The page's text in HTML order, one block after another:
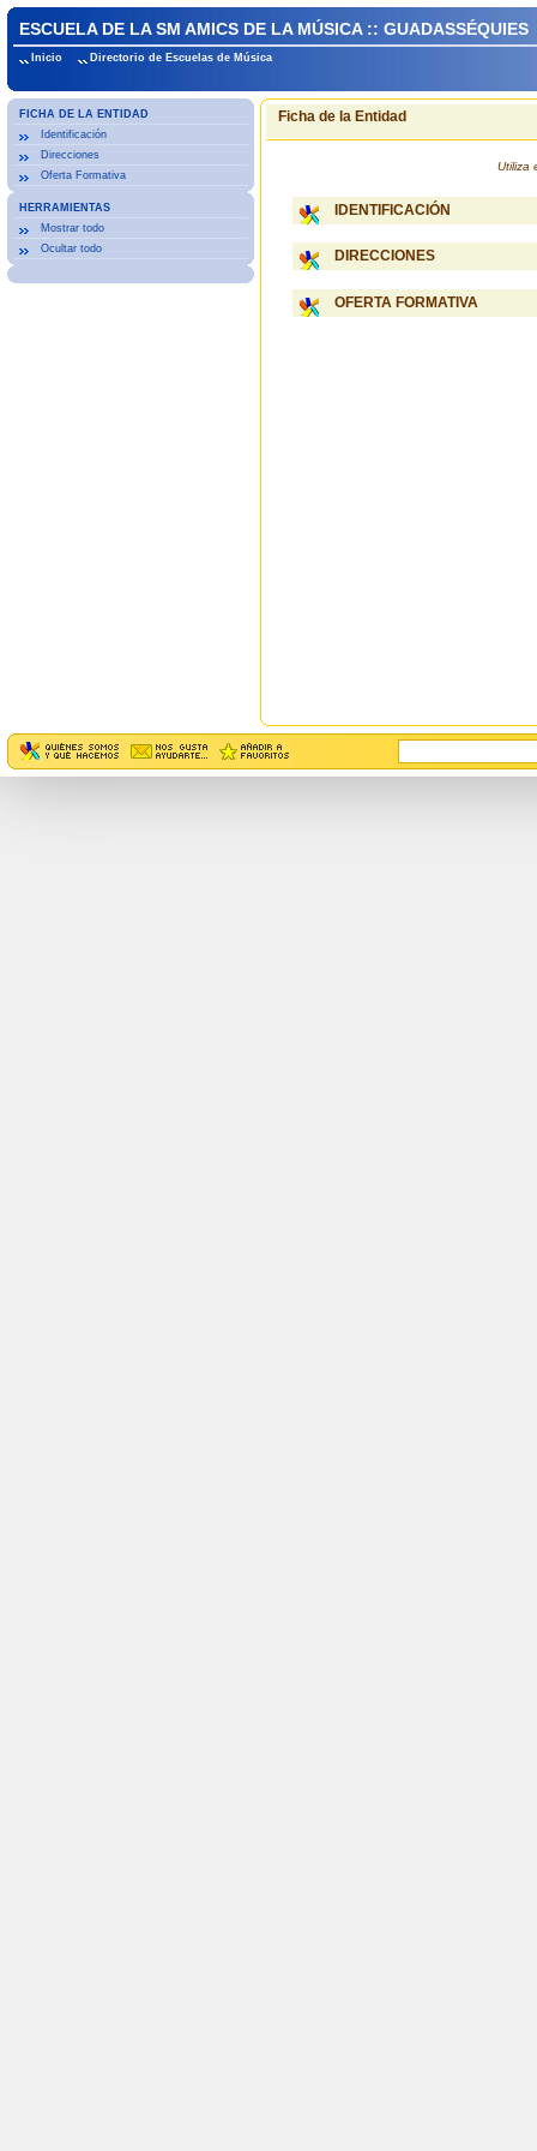
ESCUELA DE LA SM AMICS DE LA MÚSICA :: GUADASSÉQUIES
Inicio Directorio de Escuelas de Música
FICHA DE LA ENTIDAD
Identificación
Direcciones
Oferta Formativa
HERRAMIENTAS
Mostrar todo
Ocultar todo
Ficha de la Entidad
Utiliza
IDENTIFICACIÓN
DIRECCIONES
OFERTA FORMATIVA